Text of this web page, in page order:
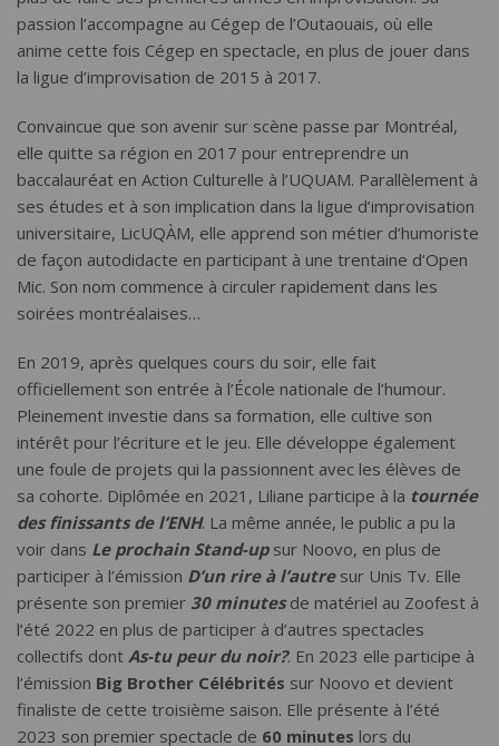
passion l’accompagne au Cégep de l’Outaouais, où elle
anime cette fois Cégep en spectacle, en plus de jouer dans
la ligue d’improvisation de 2015 à 2017.
Convaincue que son avenir sur scène passe par Montréal,
elle quitte sa région en 2017 pour entreprendre un
baccalauréat en Action Culturelle à l’UQUAM. Parallèlement à
ses études et à son implication dans la ligue d’improvisation
universitaire, LicUQÀM, elle apprend son métier d’humoriste
de façon autodidacte en participant à une trentaine d’Open
Mic. Son nom commence à circuler rapidement dans les
soirées montréalaises…
En 2019, après quelques cours du soir, elle fait
officiellement son entrée à l’École nationale de l’humour.
Pleinement investie dans sa formation, elle cultive son
intérêt pour l’écriture et le jeu. Elle développe également
une foule de projets qui la passionnent avec les élèves de
sa cohorte. Diplômée en 2021, Liliane participe à la tournée
des finissants de l’ENH. La même année, le public a pu la
voir dans Le prochain Stand-up sur Noovo, en plus de
participer à l’émission D’un rire à l’autre sur Unis Tv. Elle
présente son premier 30 minutesde matériel au Zoofest à
l’été 2022 en plus de participer à d’autres spectacles
collectifs dont As-tu peur du noir?. En 2023 elle participe à
l’émission Big Brother Célébrités sur Noovo et devient
finaliste de cette troisième saison. Elle présente à l’été
2023 son premier spectacle de 60 minutes lors du